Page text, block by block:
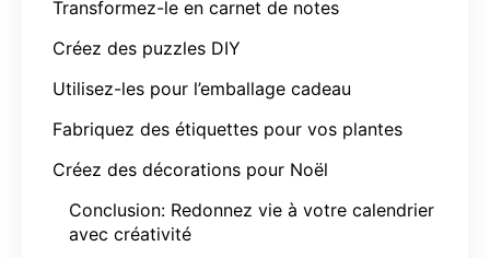
Transformez-le en carnet de notes
Créez des puzzles DIY
Utilisez-les pour l’emballage cadeau
Fabriquez des étiquettes pour vos plantes
Créez des décorations pour Noël
Conclusion: Redonnez vie à votre calendrier
avec créativité